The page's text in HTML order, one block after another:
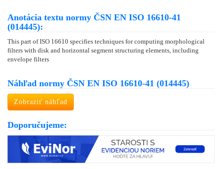
Anotácia textu normy ČSN EN ISO 16610-41
(014445):
This part of ISO 16610 specifies techniques for computing morphological
filters with disk and horizontal segment structuring elements, including
envelope filters
Náhľad normy ČSN EN ISO 16610-41 (014445)
Zobraziť náhľad
Doporučujeme: